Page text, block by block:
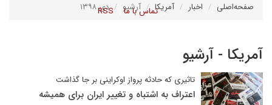
تماس با ما RSS صفحه‌اصلی اخبار آمریکا آرشیو دی ۱۳۹۸
آمریکا - آرشیو
تاثیری که حادثه پرواز اوکراینی بر جا گذاشت
اعتراف به اشتباه و تغییر ایران برای همیشه